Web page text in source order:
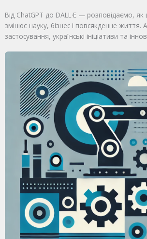
Від ChatGPT до DALL·E — розповідаємо, як
змінює науку, бізнес і повсякденне життя.
застосування, українські ініціативи та